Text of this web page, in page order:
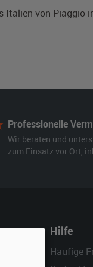
Italien von Piaggio
Professionelle
Wir beraten und
zum Einsatz vor Ort,
Hilfe
Häufige